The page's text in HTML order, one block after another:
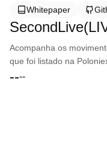
Whitepaper
Acompanha os
que foi listado na
----